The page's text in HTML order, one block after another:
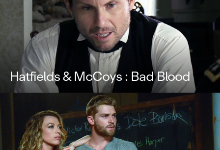
Hatfields & McCoys : Bad Blood